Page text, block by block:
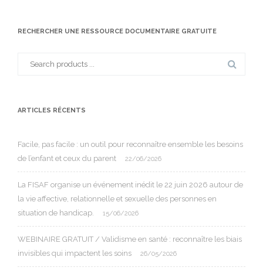
RECHERCHER UNE RESSOURCE DOCUMENTAIRE GRATUITE
ARTICLES RÉCENTS
Facile, pas facile : un outil pour reconnaître ensemble les besoins
de l’enfant et ceux du parent
22/06/2026
La FISAF organise un événement inédit le 22 juin 2026 autour de
la vie affective, relationnelle et sexuelle des personnes en
situation de handicap.
15/06/2026
WEBINAIRE GRATUIT / Validisme en santé : reconnaître les biais
invisibles qui impactent les soins
26/05/2026